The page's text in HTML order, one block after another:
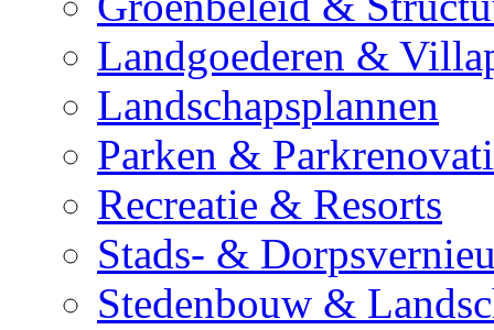
Landgoederen &
Landschapsplannen
Parken &
Recreatie & Resorts
Stads- &
Stedenbouw &